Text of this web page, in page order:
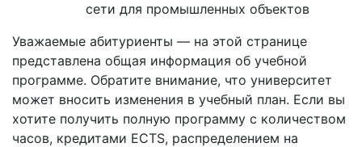
сети для промышленных объектов
Уважаемые абитуриенты — на этой странице
представлена общая информация об учебной
программе. Обратите внимание, что университет
может вносить изменения в учебный план. Если вы
хотите получить полную программу с количеством
часов, кредитами ECTS, распределением на